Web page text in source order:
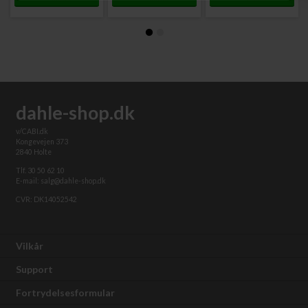
dahle-shop.dk
v/CABI.dk
Kongevejen 373
2840 Holte
Tlf. 30 50 62 10
E-mail: salg@dahle-shop.dk
CVR: DK14052542
Vilkår
Support
Fortrydelsesformular